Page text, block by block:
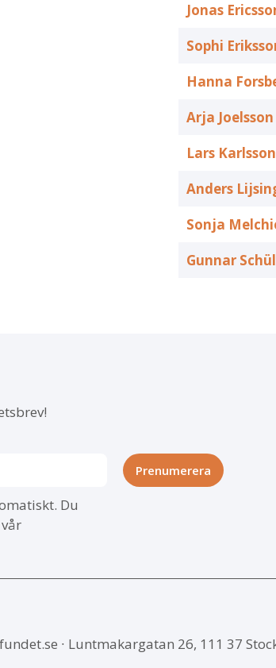
Jonas
Sophi
Hanna
Arja Joelsson
Lars Karlsson
Anders
Sonja
Gunnar
Du
∙ Luntmakargatan 26, 111 37